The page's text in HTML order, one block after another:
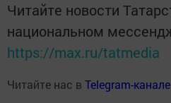
Читайте новости
национальном
https://max.ru/tatmedia
Читайте нас в Telegram-канале